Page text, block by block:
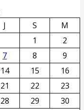
J S
M
1
2
7 8
9
14 15
16
21 22
23
28 29
30